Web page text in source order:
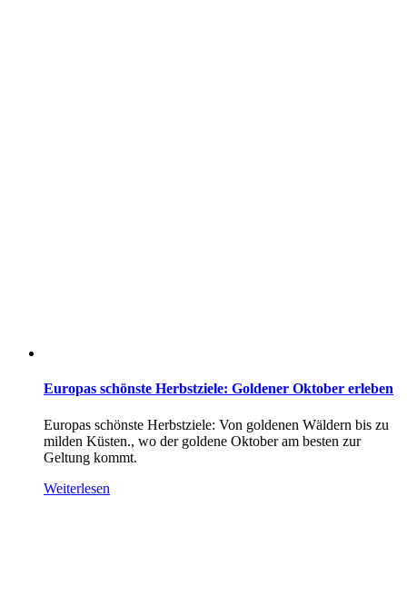
Europas schönste Herbstziele: Goldener Oktober erleben
Europas schönste Herbstziele: Von goldenen Wäldern bis zu
milden Küsten., wo der goldene Oktober am besten zur
Geltung kommt.
Weiterlesen